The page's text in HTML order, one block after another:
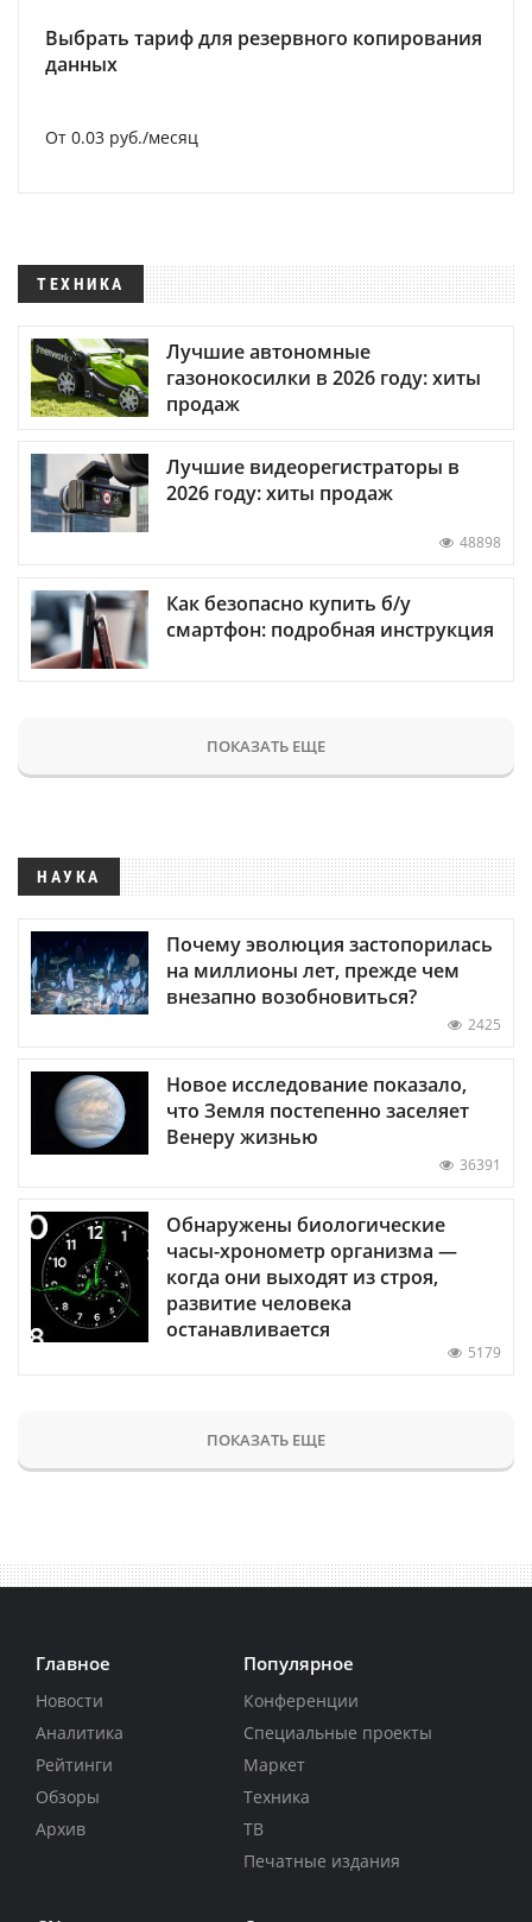
Выбрать тариф для резервного копирования
данных
От 0.03 руб./месяц
ТЕХНИКА
Лучшие автономные
газонокосилки в 2026 году: хиты
продаж
Лучшие видеорегистраторы в
2026 году: хиты продаж
48898
Как безопасно купить б/у
смартфон: подробная инструкция
ПОКАЗАТЬ ЕЩЕ
НАУКА
Почему эволюция застопорилась
на миллионы лет, прежде чем
внезапно возобновиться?
2425
Новое исследование показало,
что Земля постепенно заселяет
Венеру жизнью
36391
Обнаружены биологические
часы-хронометр организма —
когда они выходят из строя,
развитие человека
останавливается
5179
ПОКАЗАТЬ ЕЩЕ
Главное
Новости
Аналитика
Рейтинги
Обзоры
Архив
Популярное
Конференции
Специальные проекты
Маркет
Техника
ТВ
Печатные издания